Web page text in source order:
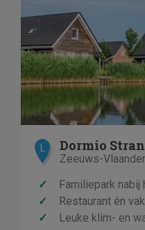
L
Zeeuws-
✓
Familiepark
✓
Restaurant én
✓
Leuke klim- en